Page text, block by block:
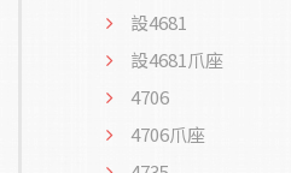
設4681
設4681爪座
4706
4706爪座